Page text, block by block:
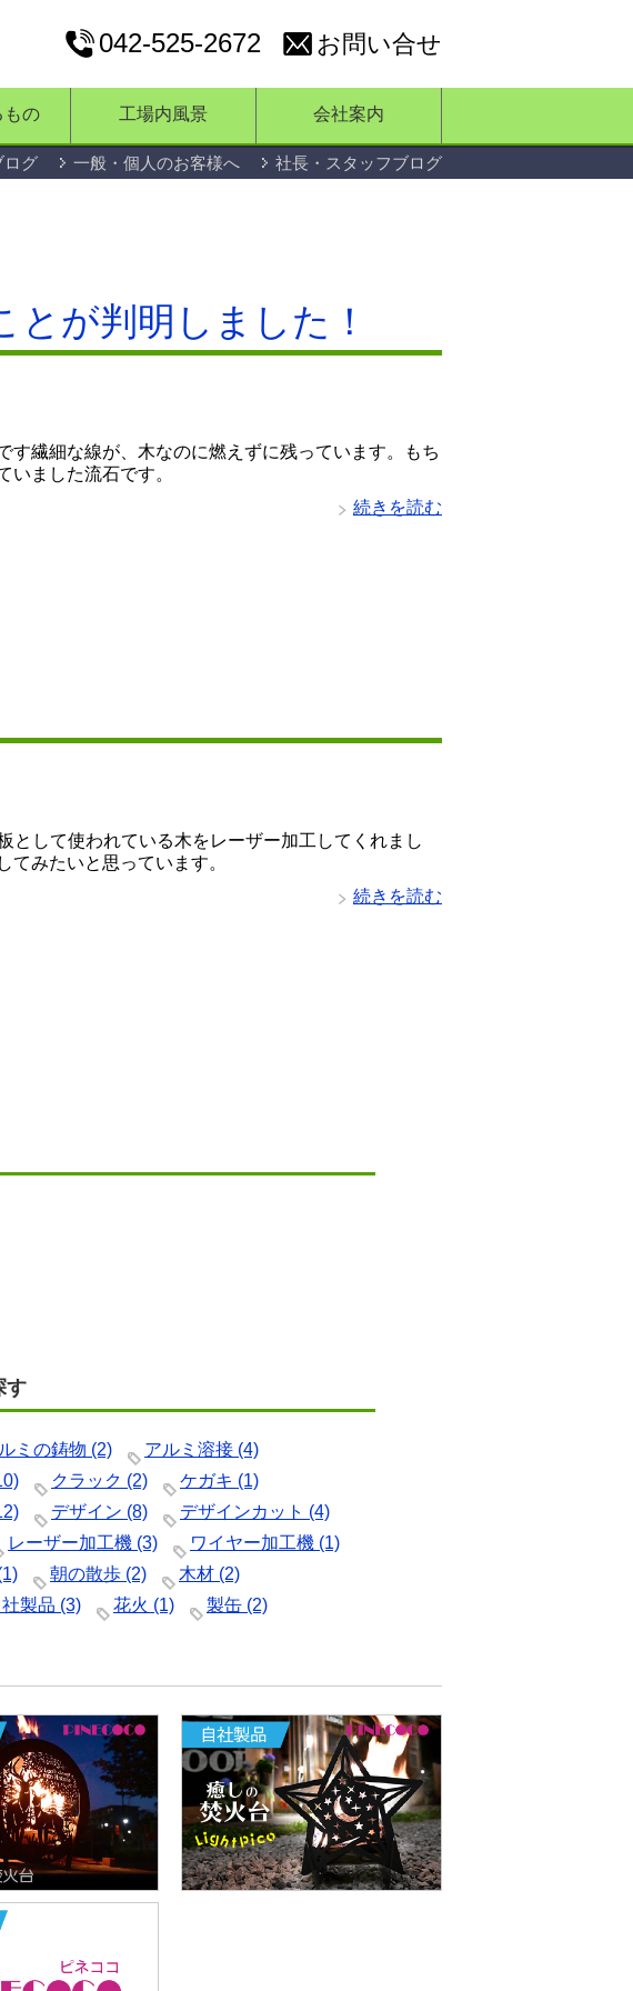
042-525-2672 お問い合せ
もの 工場内風景 会社案内
ログ 一般・個人のお客様へ 社長・スタッフブログ
が判明しました！
繊細な線が、木なのに燃えずに残っています。もち
いました流石です。
続きを読む
として使われている木をレーザー加工してくれまし
みたいと思っています。
続きを読む
す
ミの鋳物 (2) アルミ溶接 (4)
クラック (2) ケガキ (1)
デザイン (8) デザインカット (4)
レーザー加工機 (3) ワイヤー加工機 (1)
朝の散歩 (2) 木材 (2)
社製品 (3) 花火 (1) 製缶 (2)